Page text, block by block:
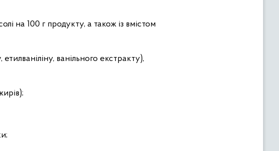
на 100 г продукту, а також із вмістом
ванільного екстракту),